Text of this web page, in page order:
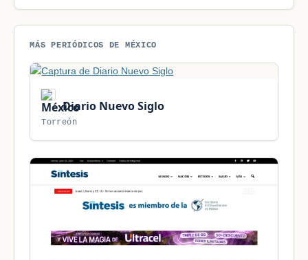
MÁS PERIÓDICOS DE MÉXICO
Diario Nuevo Siglo
Torreón